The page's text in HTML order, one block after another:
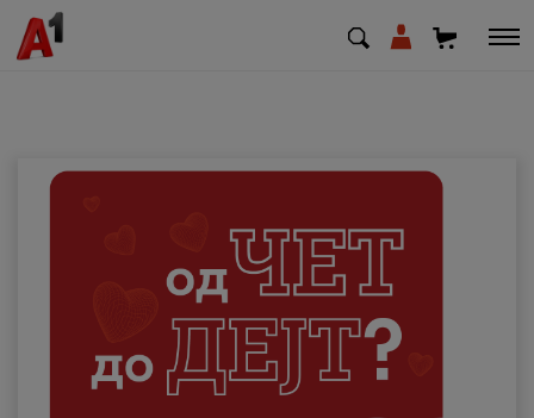
Деловни